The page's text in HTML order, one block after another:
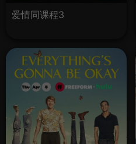
爱情同课程3